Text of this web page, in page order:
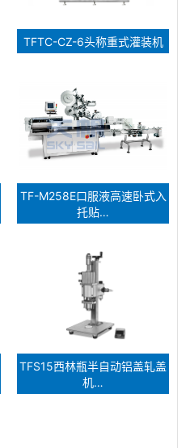
TFTC-CZ-6头称重式灌装机
TF-M258E口服液高速卧式入
托贴…
TFS15西林瓶半自动铝盖轧盖
机…